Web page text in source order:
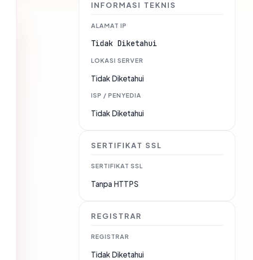
INFORMASI TEKNIS
ALAMAT IP
Tidak Diketahui
LOKASI SERVER
Tidak Diketahui
ISP / PENYEDIA
Tidak Diketahui
SERTIFIKAT SSL
SERTIFIKAT SSL
Tanpa HTTPS
REGISTRAR
REGISTRAR
Tidak Diketahui